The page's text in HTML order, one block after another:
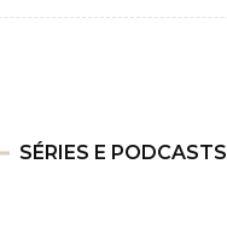
SÉRIES E PODCASTS